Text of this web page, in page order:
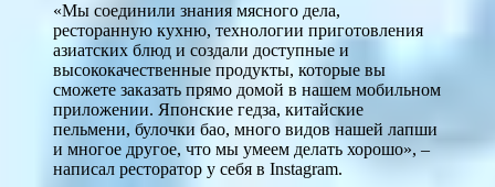
«Мы соединили знания мясного дела,
ресторанную кухню, технологии приготовления
азиатских блюд и создали доступные и
высококачественные продукты, которые вы
сможете заказать прямо домой в нашем мобильном
приложении. Японские гедза, китайские
пельмени, булочки бао, много видов нашей лапши
и многое другое, что мы умеем делать хорошо», –
написал ресторатор у себя в Instagram.